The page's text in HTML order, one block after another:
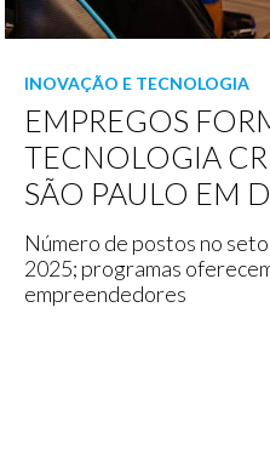
INOVAÇÃO E TECNOLOGIA
EMPREGOS
TECNOLOGIA
SÃO PAULO EM
Número de postos no
2025; programas
empreendedores